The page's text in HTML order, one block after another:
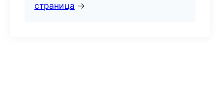
страница →